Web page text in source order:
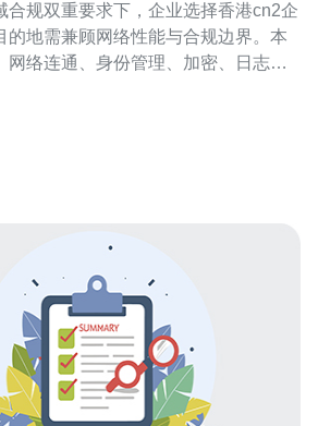
合规双重要求下，企业选择香港cn2企
的地需兼顾网络性能与合规边界。本
网络连通、身份管理、加密、日志审
监管并优化用户体验。 香港cn2